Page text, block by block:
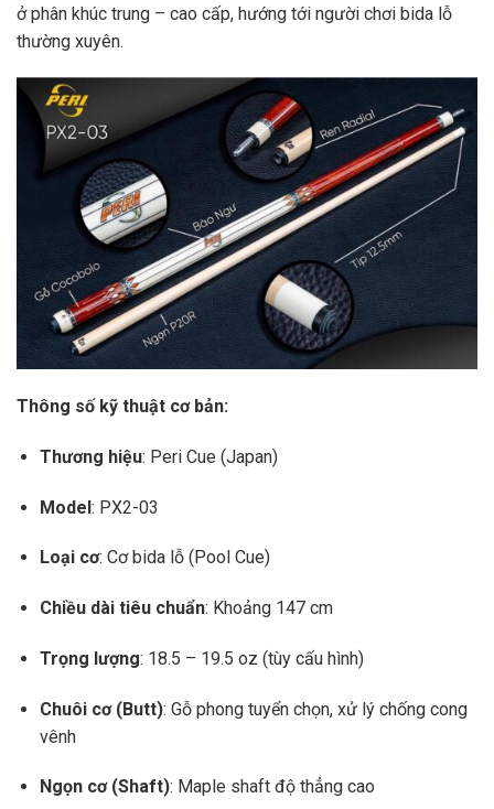
ở phân khúc trung – cao cấp, hướng tới người chơi bida lỗ
thường xuyên.
Thông số kỹ thuật cơ bản:
Thương hiệu: Peri Cue (Japan)
Model: PX2-03
Loại cơ: Cơ bida lỗ (Pool Cue)
Chiều dài tiêu chuẩn: Khoảng 147 cm
Trọng lượng: 18.5 – 19.5 oz (tùy cấu hình)
Chuôi cơ (Butt): Gỗ phong tuyển chọn, xử lý chống cong
vênh
Ngọn cơ (Shaft): Maple shaft độ thẳng cao